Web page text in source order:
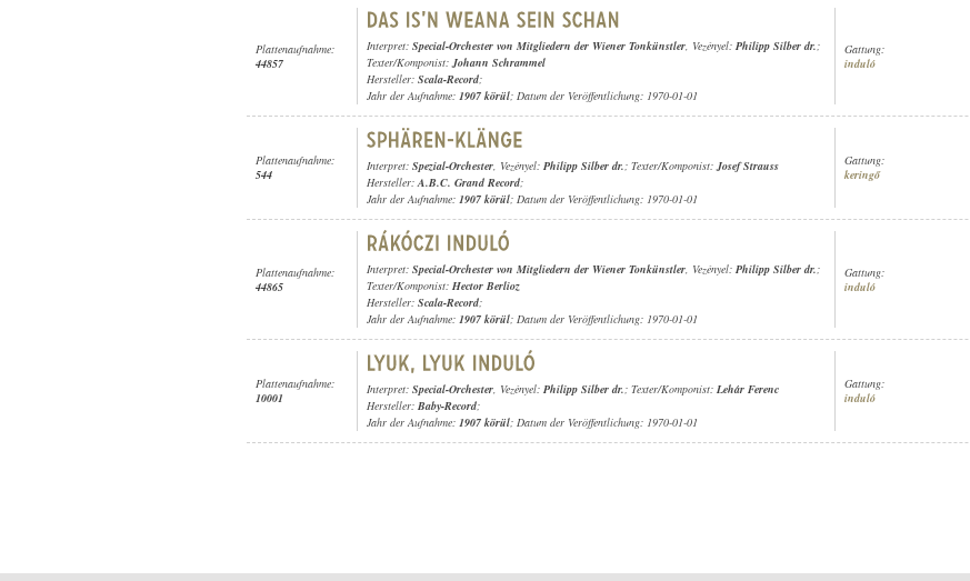
Plattenaufnahme:
44857
Interpret: Special-Orchester von Mitgliedern der Wiener Tonkünstler, Vezényel: Philipp Silber dr.;
Texter/Komponist:Johann Schrammel
Hersteller: Scala-Record;
Jahr der Aufnahme: 1907 körül; Datum der Veröffentlichung: 1970-01-01
Gattung:
induló
Plattenaufnahme:
544
Interpret: Spezial-Orchester, Vezényel: Philipp Silber dr.; Texter/Komponist:Josef Strauss
Hersteller:A.B.C. Grand Record;
Jahr der Aufnahme: 1907 körül; Datum der Veröffentlichung: 1970-01-01
Gattung:
keringő
Plattenaufnahme:
44865
Interpret: Special-Orchester von Mitgliedern der Wiener Tonkünstler, Vezényel: Philipp Silber dr.;
Texter/Komponist: Hector Berlioz
Hersteller: Scala-Record;
Jahr der Aufnahme: 1907 körül; Datum der Veröffentlichung: 1970-01-01
Gattung:
induló
Plattenaufnahme:
10001
Interpret: Special-Orchester, Vezényel: Philipp Silber dr.; Texter/Komponist: Lehár Ferenc
Hersteller: Baby-Record;
Jahr der Aufnahme: 1907 körül; Datum der Veröffentlichung: 1970-01-01
Gattung:
induló